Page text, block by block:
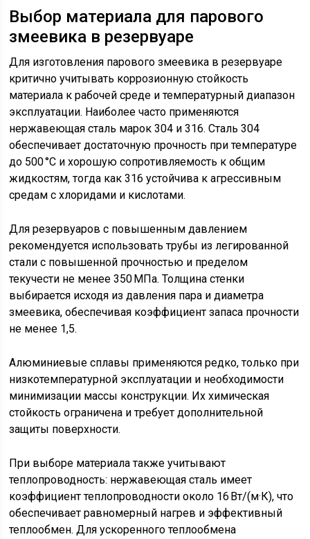
Выбор материала для парового
змеевика в резервуаре
Для изготовления парового змеевика в резервуаре
критично учитывать коррозионную стойкость
материала к рабочей среде и температурный диапазон
эксплуатации. Наиболее часто применяются
нержавеющая сталь марок 304 и 316. Сталь 304
обеспечивает достаточную прочность при температуре
до 500 °C и хорошую сопротивляемость к общим
жидкостям, тогда как 316 устойчива к агрессивным
средам с хлоридами и кислотами.
Для резервуаров с повышенным давлением
рекомендуется использовать трубы из легированной
стали с повышенной прочностью и пределом
текучести не менее 350 МПа. Толщина стенки
выбирается исходя из давления пара и диаметра
змеевика, обеспечивая коэффициент запаса прочности
не менее 1,5.
Алюминиевые сплавы применяются редко, только при
низкотемпературной эксплуатации и необходимости
минимизации массы конструкции. Их химическая
стойкость ограничена и требует дополнительной
защиты поверхности.
При выборе материала также учитывают
теплопроводность: нержавеющая сталь имеет
коэффициент теплопроводности около 16 Вт/(м·К), что
обеспечивает равномерный нагрев и эффективный
теплообмен. Для ускоренного теплообмена